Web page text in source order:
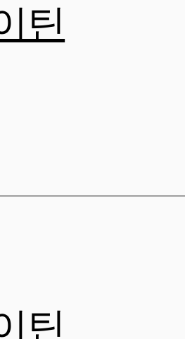
틴
틴